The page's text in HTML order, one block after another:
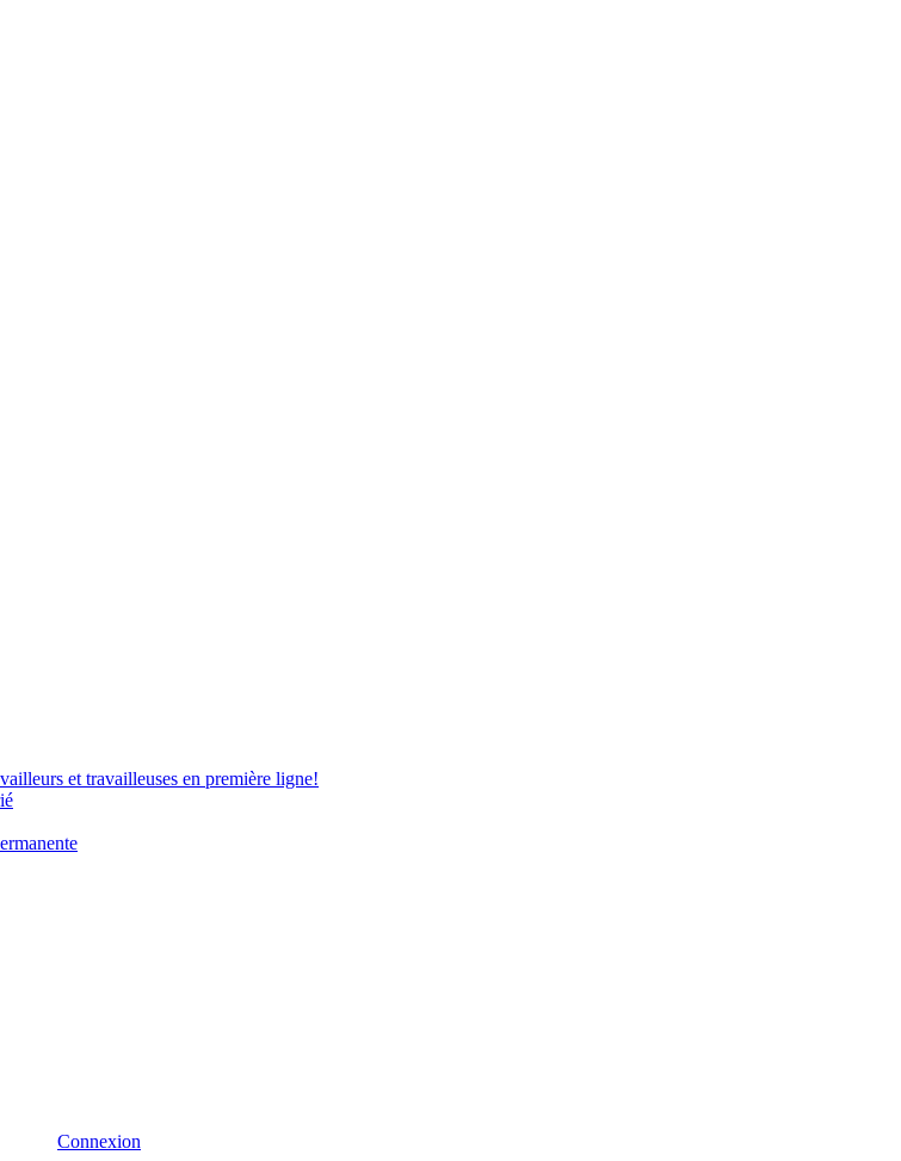
et travailleuses en première ligne!
Connexion